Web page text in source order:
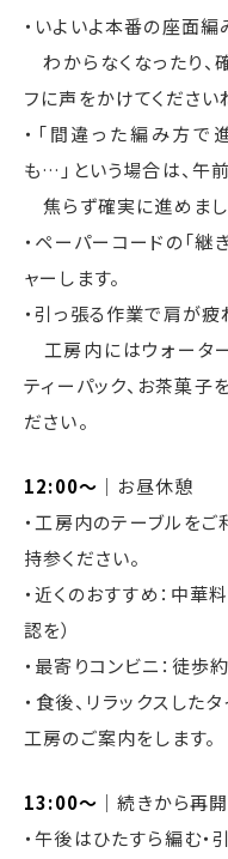
・いよいよ本番の座面編
わからなくなったり、
フに声をかけてください
・「間違った編み方で
も…」という場合は、午
焦らず確実に進めまし
・ペーパーコードの「継
ャーします。
・引っ張る作業で肩が疲
工房内にはウォーター
ティーパック、お茶菓子
ださい。
12:00〜 ｜お昼休憩
・工房内のテーブルを
持参ください。
・近くのおすすめ：中華
認を）
・最寄りコンビニ：徒歩
・食後、リラックスした
工房のご案内をします。
13:00〜 ｜続きから再開
・午後はひたすら編む・